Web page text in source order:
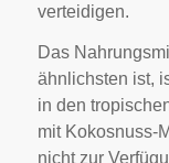
verteidigen.
Das
ähnlichsten ist,
in den
mit Kokosnuss-
nicht zur